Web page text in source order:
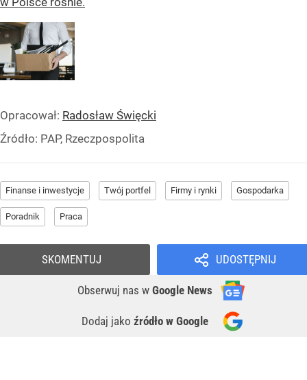
Opracował: Radosław Święcki
Źródło: PAP, Rzeczpospolita
Finanse i inwestycje Twój portfel Firmy i rynki Gospodarka
Poradnik Praca
UDOSTĘPNIJ
Obserwuj nas w Google News
Dodaj jako źródło w Google
SKOMENTUJ